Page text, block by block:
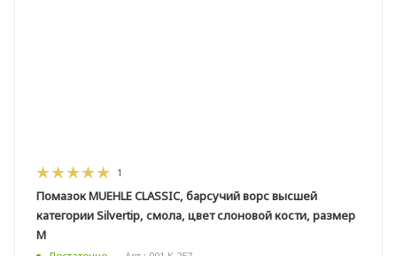
1
Помазок MUEHLE CLASSIC, барсучий ворс высшей
категории Silvertip, смола, цвет слоновой кости, размер
M